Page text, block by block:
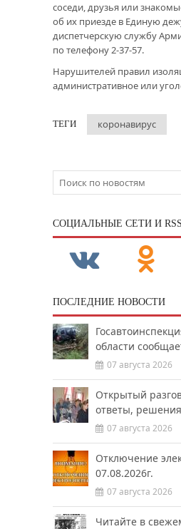
соседи, друзья или
об их приезде в Единую
диспетчерскую службу
по телефону 2-37-57.
Нарушителей правил
административное или
ТЕГИ коронавирус
CОЦИАЛЬНЫЕ СЕТИ И RSS
ПОСЛЕДНИЕ НОВОСТИ
области
07 августа 2026
Открытый
ответы, решения
07 августа 2026
Отключение
07.08.2026г.
07 августа 2026
Читайте в